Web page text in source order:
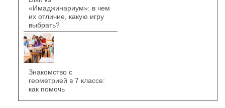
«Имаджинариум»: в чем
их отличие, какую игру
выбрать?
Знакомство с
геометрией в 7 классе:
как помочь